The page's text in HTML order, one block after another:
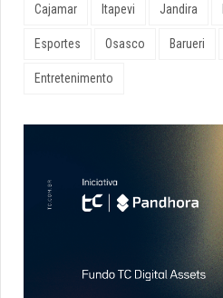
Cajamar Itapevi Jandira
Esportes Osasco Barueri
Entretenimento